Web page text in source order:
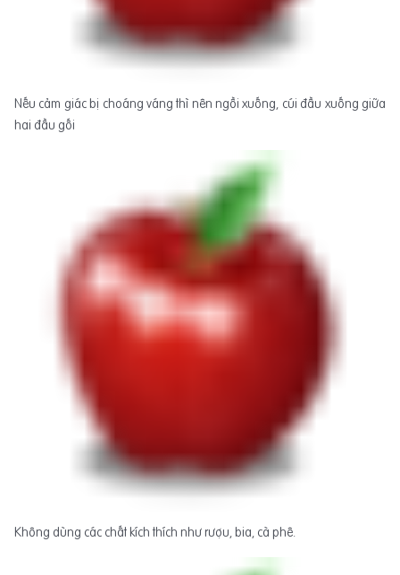
Nếu cảm giác bị choáng váng thì nên ngồi xuống, cúi đầu xuống giữa
hai đầu gối
Không dùng các chất kích thích như rượu, bia, cà phê.